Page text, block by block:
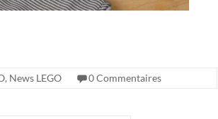
, News LEGO 0 Commentaires